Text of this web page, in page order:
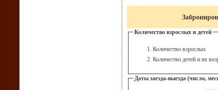
Количество взрослых и детей
Количество
Количество детей и их
Даты заезда-выезда (число,